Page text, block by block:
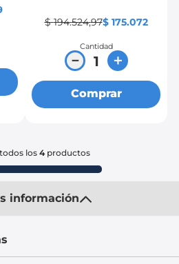
$ 194.524,97$ 175.072
Cantidad
＋
－
Comprar
los4productos
información